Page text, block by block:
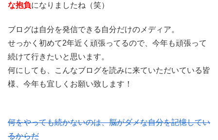
な抱負になりましたね（笑）
ブログは自分を発信できる自分だけのメディア。
せっかく初めて2年近く頑張ってるので、今年も頑張って
続けて行きたいと思います。
何にしても、こんなブログを読みに来ていただいている皆
様、今年も宜しくお願い致します！
何をやっても続かないのは、脳がダメな自分を記憶してい
るからだ